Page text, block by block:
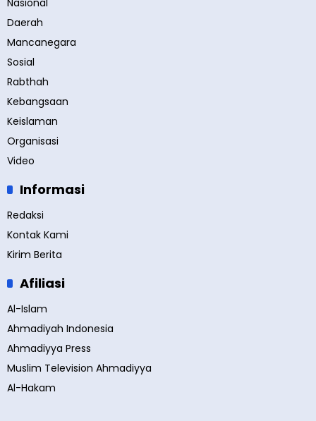
Nasional
Daerah
Mancanegara
Sosial
Rabthah
Kebangsaan
Keislaman
Organisasi
Video
Informasi
Redaksi
Kontak Kami
Kirim Berita
Afiliasi
Al-Islam
Ahmadiyah Indonesia
Ahmadiyya Press
Muslim Television Ahmadiyya
Al-Hakam